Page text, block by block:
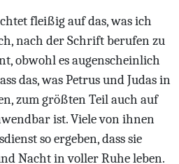
fleißig auf das, was ich
nach der Schrift berufen zu
obwohl es augenscheinlich
das, was Petrus und Judas in
zum größten Teil auch auf
ist. Viele von ihnen
so ergeben, dass sie
Nacht in voller Ruhe leben.